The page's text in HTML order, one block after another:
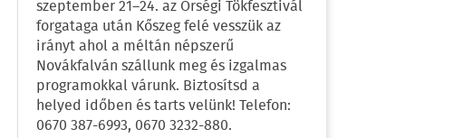
szeptember 21–24. az Őrségi Tökfesztivál
forgataga után Kőszeg felé vesszük az
irányt ahol a méltán népszerű
Novákfalván szállunk meg és izgalmas
programokkal várunk. Biztosítsd a
helyed időben és tarts velünk! Telefon:
0670 387-6993, 0670 3232-880.